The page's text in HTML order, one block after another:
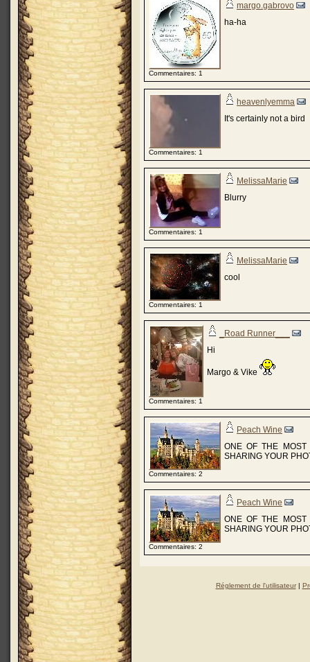
Commentaires: 1
margo.gabrovo
ha-ha
Commentaires: 1
heavenlyemma
It's certainly not a bird
Commentaires: 1
MelissaMarie
Blurry
Commentaires: 1
MelissaMarie
cool
Commentaires: 1
_Road Runner___
Hi
Margo & Vike
Commentaires: 2
Peach Wine
ONE OF THE MOST
SHARING YOUR
Commentaires: 2
Peach Wine
ONE OF THE MOST
SHARING YOUR
Réglement de l'utilisateur|